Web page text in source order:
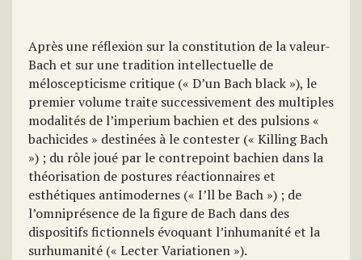
Après une réflexion sur la constitution de la valeur-
Bach et sur une tradition intellectuelle de
méloscepticisme critique (« D’un Bach black »), le
premier volume traite successivement des multiples
modalités de l’imperium bachien et des pulsions «
bachicides » destinées à le contester (« Killing Bach
») ; du rôle joué par le contrepoint bachien dans la
théorisation de postures réactionnaires et
esthétiques antimodernes (« I’ll be Bach ») ; de
l’omniprésence de la figure de Bach dans des
dispositifs fictionnels évoquant l’inhumanité et la
surhumanité (« Lecter Variationen »).